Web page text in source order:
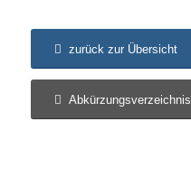
zurück zur Übersicht
Abkürzungsverzeichnis